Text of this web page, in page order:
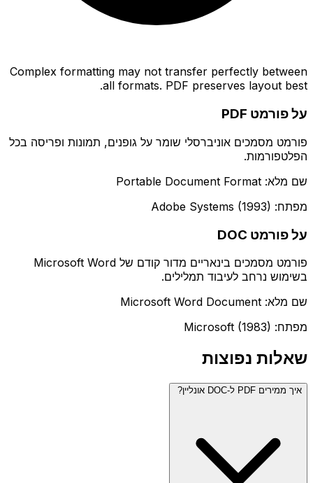
Complex formatting may not transfer perfectly between
all formats. PDF preserves layout best.
על פורמט PDF
פורמט מסמכים אוניברסלי שומר על גופנים, תמונות ופריסה בכל
הפלטפורמות.
שם מלא: Portable Document Format
מפתח: Adobe Systems (1993)
על פורמט DOC
פורמט מסמכים בינאריים מדור קודם של Microsoft Word
בשימוש נרחב לעיבוד תמלילים.
שם מלא: Microsoft Word Document
מפתח: Microsoft (1983)
שאלות נפוצות
איך ממירים PDF ל-DOC אונליין?